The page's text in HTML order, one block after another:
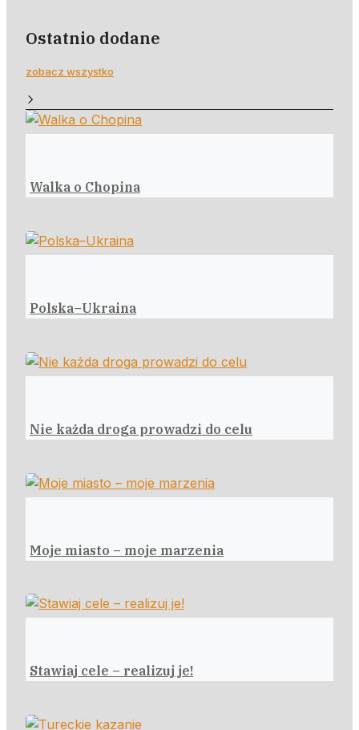
Ostatnio dodane
zobacz wszystko
Walka o Chopina
Polska–Ukraina
Nie każda droga prowadzi do celu
Moje miasto – moje marzenia
Stawiaj cele – realizuj je!